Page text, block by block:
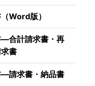
Word版）
合計請求書・再
書
請求書・納品書